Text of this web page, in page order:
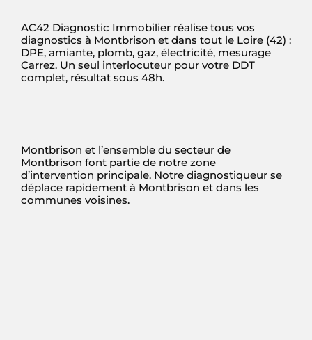
AC42 Diagnostic Immobilier réalise tous vos
diagnostics à Montbrison et dans tout le Loire (42) :
DPE, amiante, plomb, gaz, électricité, mesurage
Carrez. Un seul interlocuteur pour votre DDT
complet, résultat sous 48h.
Montbrison et l’ensemble du secteur de
Montbrison font partie de notre zone
d’intervention principale. Notre diagnostiqueur se
déplace rapidement à Montbrison et dans les
communes voisines.